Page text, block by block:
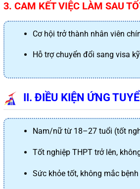
3. CAM KẾT VIỆC LÀM SAU
Cơ hội trở thành nhân viên
Hỗ trợ chuyển đổi sang visa
II. ĐIỀU KIỆN ỨNG
Nam/nữ từ 18–27 tuổi (tốt
Tốt nghiệp THPT trở lên,
Sức khỏe tốt, không mắc